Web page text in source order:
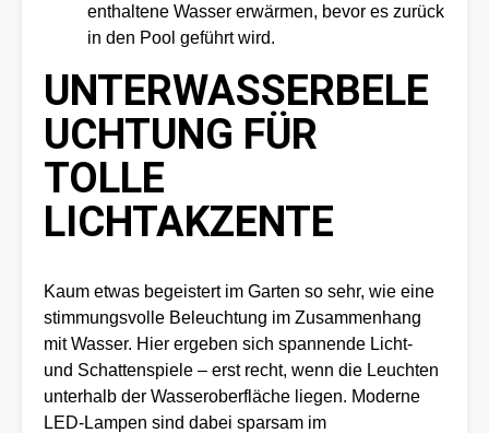
enthaltene Wasser erwärmen, bevor es zurück
in den Pool geführt wird.
UNTERWASSERBELE
UCHTUNG FÜR
TOLLE
LICHTAKZENTE
Kaum etwas begeistert im Garten so sehr, wie eine
stimmungsvolle Beleuchtung im Zusammenhang
mit Wasser. Hier ergeben sich spannende Licht-
und Schattenspiele – erst recht, wenn die Leuchten
unterhalb der Wasseroberfläche liegen. Moderne
LED-Lampen sind dabei sparsam im